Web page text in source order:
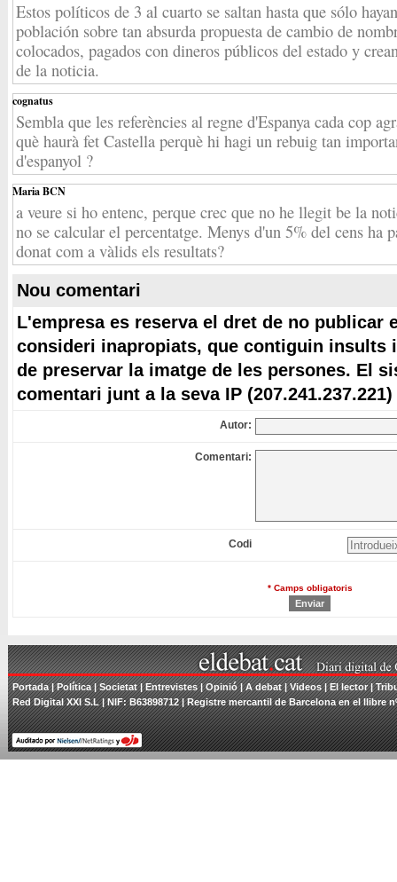
Estos políticos de 3 al cuarto se saltan hasta que sólo
población sobre tan absurda propuesta de cambio de
colocados, pagados con dineros públicos del estado y
de la noticia.
cognatus
Sembla que les referències al regne d'Espanya cada cop
què haurà fet Castella perquè hi hagi un rebuig tan
d'espanyol ?
Maria BCN
a veure si ho entenc, perque crec que no he llegit be la
no se calcular el percentatge. Menys d'un 5% del cens ha
donat com a vàlids els resultats?
Nou comentari
L'empresa es reserva el dret de no publicar
consideri inapropiats, que contiguin insults
de preservar la imatge de les persones. El
comentari junt a la seva IP (207.241.237.221)
Autor:
Comentari:
Codi
* Camps obligatoris
Portada|Política|Societat|Entrevistes|Opinió|A debat|Videos|El lector|
Red Digital XXI S.L | NIF: B63898712 | Registre mercantil de Barcelona en el llibre